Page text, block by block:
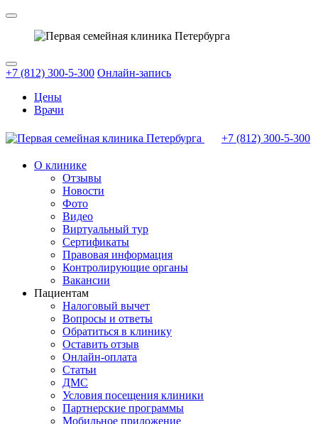
+7 (812) 300-5-300 Онлайн-запись
Цены
Врачи
+7 (812) 300-5-300
О клинике
Отзывы
Новости
Фото
Видео
Виртуальный тур
Сертификаты
Правовая информация
Контролирующие органы
Вакансии
Пациентам
Налоговый вычет
Вопросы и ответы
Обратиться в клинику
Оставить отзыв
Онлайн-оплата
Статьи
ДМС
Условия посещения клиники
Партнерские программы
Мобильное приложение